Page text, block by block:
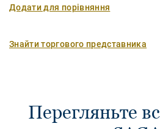
Додати для порівняння
Знайти торгового представника
Перегляньте